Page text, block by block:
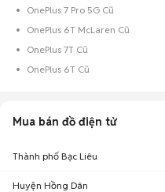
OnePlus 7 Pro 5G Cũ
OnePlus 6T McLaren Cũ
OnePlus 7T Cũ
OnePlus 6T Cũ
Mua bán đồ điện tử
Thành phố Bạc Liêu
Huyện Hồng Dân